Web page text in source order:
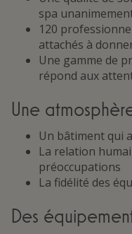
spa
120
attachés à
Une gamme de
répond aux
Une
Un bâtiment qui
La relation
préoccupations
La fidélité des
Des